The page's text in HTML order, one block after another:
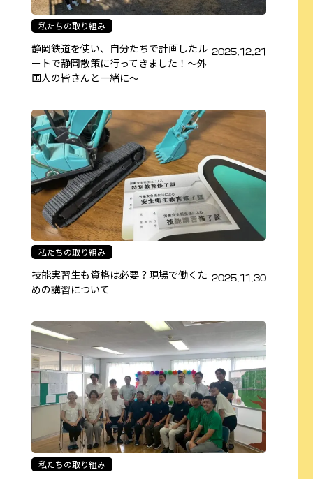
私たちの取り組み
2025.12.21
静岡鉄道を使い、自分たちで計画したル
ートで静岡散策に行ってきました！～外
国人の皆さんと一緒に～
私たちの取り組み
2025.11.30
技能実習生も資格は必要？現場で働くた
めの講習について
私たちの取り組み